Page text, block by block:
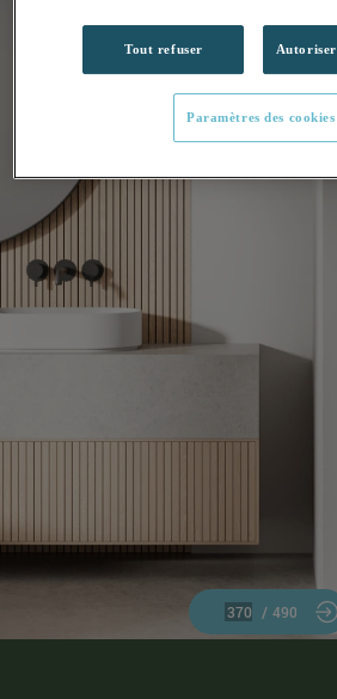
/ 490
Tout refuser Autoriser
Paramètres des cookies